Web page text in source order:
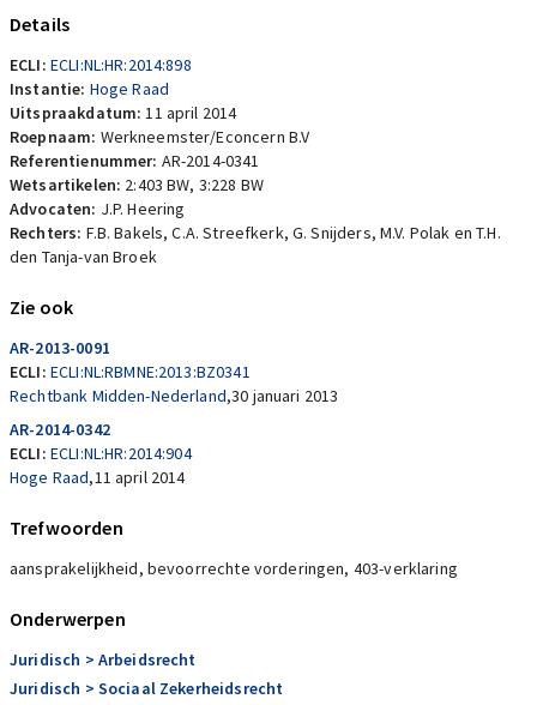
Details
ECLI: ECLI:NL:HR:2014:898
Instantie: Hoge Raad
Uitspraakdatum:11 april 2014
Roepnaam: Werkneemster/Econcern B.V
Referentienummer: AR-2014-0341
Wetsartikelen: 2:403 BW, 3:228 BW
Advocaten: J.P. Heering
Rechters: F.B. Bakels, C.A. Streefkerk, G. Snijders, M.V. Polak en T.H.
den Tanja-van Broek
Zie ook
AR-2013-0091
ECLI: ECLI:NL:RBMNE:2013:BZ0341
Rechtbank Midden-Nederland,30 januari 2013
AR-2014-0342
ECLI: ECLI:NL:HR:2014:904
Hoge Raad,11 april 2014
Trefwoorden
aansprakelijkheid, bevoorrechte vorderingen, 403-verklaring
Onderwerpen
Juridisch > Arbeidsrecht
Juridisch > Sociaal Zekerheidsrecht